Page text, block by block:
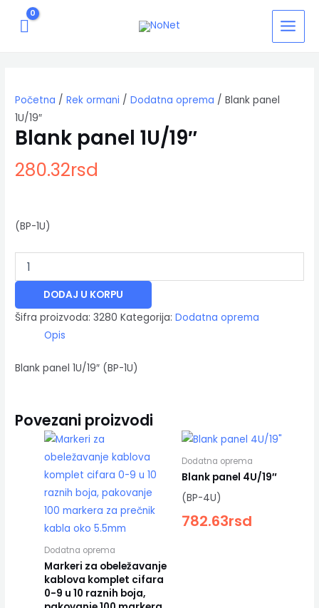
MAIN
MENU
Početna /Rek ormani /Dodatna oprema / Blank panel
1U/19″
Blank panel 1U/19″
280.32rsd
(BP-1U)
količina
DODAJ U KORPU
Šifra proizvoda:3280 Kategorija:Dodatna oprema
Opis
Blank panel 1U/19″ (BP-1U)
Povezani proizvodi
Dodatna oprema
Markeri za obeležavanje
kablova komplet cifara
0-9 u 10 raznih boja,
Dodatna oprema
Blank panel 4U/19″
(BP-4U)
782.63rsd